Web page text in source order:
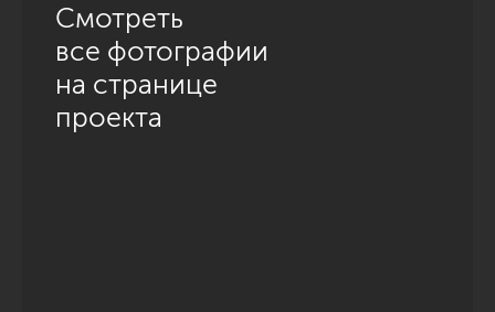
Смотреть
все фотографии
на странице
проекта